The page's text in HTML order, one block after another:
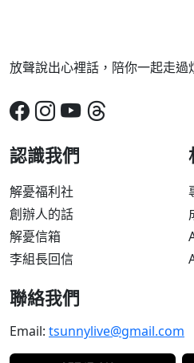
放聲說出心裡話，陪你一起走過
認識我們
解憂福利社
創辦人的話
解憂信箱
李組長回信
聯絡我們
Email: tsunnylive@gmail.com